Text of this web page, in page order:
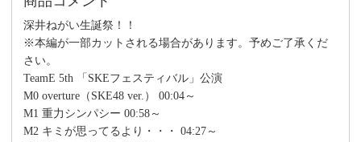
深井ねがい生誕祭！！
※本編が一部カットされる場合があります。予めご了承くだ
さい。
TeamE 5th 「SKEフェスティバル」公演
M0 overture（SKE48 ver.） 00:04～
M1 重力シンパシー 00:58～
M2 キミが思ってるより・・・ 04:27～